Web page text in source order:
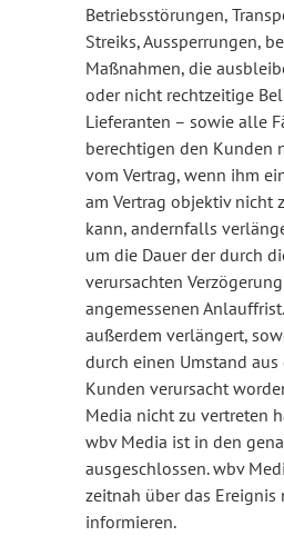
Betriebsstörungen,
Streiks, Aussperrungen,
Maßnahmen, die
oder nicht rechtzeitige
Lieferanten – sowie alle
berechtigen den Kunden
vom Vertrag, wenn ihm
am Vertrag objektiv nicht
kann, andernfalls
um die Dauer der durch
verursachten
angemessenen
außerdem verlängert,
durch einen Umstand
Kunden verursacht
Media nicht zu vertreten
wbv Media ist in den
ausgeschlossen. wbv
zeitnah über das Ereignis
informieren.